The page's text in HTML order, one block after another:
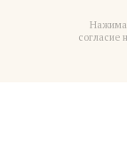
согласие